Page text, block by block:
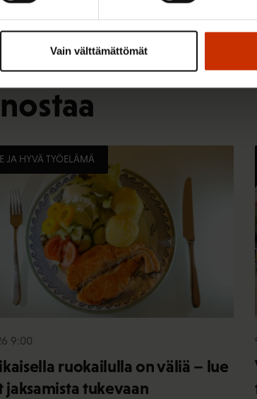
Vain välttämättömät
JA HYVÄ TYÖELÄMÄ
9:00
ruokailulla on väliä – lue
jaksamista tukevaan